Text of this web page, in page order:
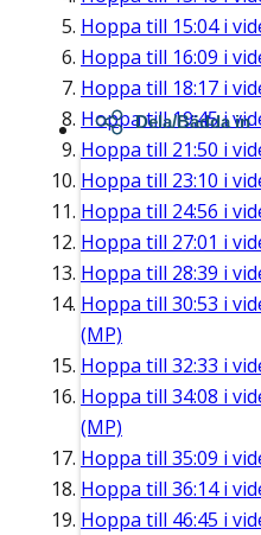
Hoppa till 15:04i
Hoppa till 16:09 i
Hoppa till 18:17 i
Hoppa till19:45i
Hoppa till 21:50 i
Hoppa till 23:10 i
Hoppa till 24:56 i
Hoppa till 27:01 i
Hoppa till 28:39 i
Hoppa till 30:53 i
(MP)
Hoppa till 32:33 i
Hoppa till 34:08 i
(MP)
Hoppa till 35:09 i
Hoppa till 36:14i
Hoppa till 46:45 i
Dela/Bädda in